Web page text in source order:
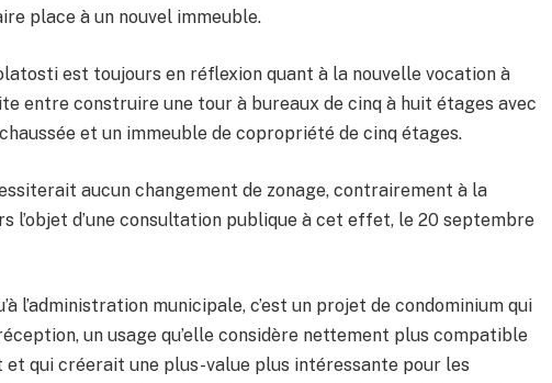
place à un nouvel immeuble.
est toujours en réflexion quant à la nouvelle vocation à
entre construire une tour à bureaux de cinq à huit étages avec
et un immeuble de copropriété de cinq étages.
aucun changement de zonage, contrairement à la
l’objet d’une consultation publique à cet effet, le 20 septembre
l’administration municipale, c’est un projet de condominium qui
un usage qu’elle considère nettement plus compatible
et qui créerait une plus-value plus intéressante pour les